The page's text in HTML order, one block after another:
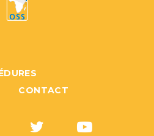
CONTACT